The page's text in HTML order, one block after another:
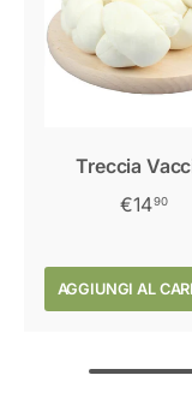
Treccia
€1490
AGGIUNGI AL